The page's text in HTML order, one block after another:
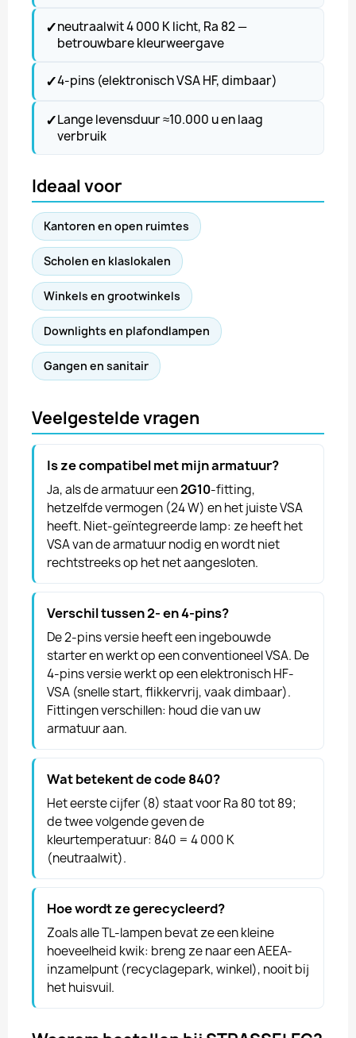
✓neutraalwit 4 000 K licht, Ra 82 —
betrouwbare kleurweergave
✓4-pins (elektronisch VSA HF, dimbaar)
✓Lange levensduur ≈10.000 u en laag
verbruik
Ideaal voor
Kantoren en open ruimtes
Scholen en klaslokalen
Winkels en grootwinkels
Downlights en plafondlampen
Gangen en sanitair
Veelgestelde vragen
Is ze compatibel met mijn armatuur?
Ja, als de armatuur een2G10-fitting,
hetzelfde vermogen (24 W) en het juiste VSA
heeft. Niet-geïntegreerde lamp: ze heeft het
VSA van de armatuur nodig en wordt niet
rechtstreeks op het net aangesloten.
Verschil tussen 2- en 4-pins?
De 2-pins versie heeft een ingebouwde
starter en werkt op een conventioneel VSA. De
4-pins versie werkt op een elektronisch HF-
VSA (snelle start, flikkervrij, vaak dimbaar).
Fittingen verschillen: houd die van uw
armatuur aan.
Wat betekent de code 840?
Het eerste cijfer (8) staat voor Ra 80 tot 89;
de twee volgende geven de
kleurtemperatuur: 840 = 4 000 K
(neutraalwit).
Hoe wordt ze gerecycleerd?
Zoals alle TL-lampen bevat ze een kleine
hoeveelheid kwik: breng ze naar een AEEA-
inzamelpunt (recyclagepark, winkel), nooit bij
het huisvuil.